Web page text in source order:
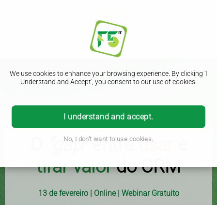
We use cookies to enhance your browsing experience. By clicking 'I
Understand and Accept', you consent to our use of cookies.
I understand and accept.
No, I don't want to use cookies.
“gap”entreusar
tirar valordo CRM
13 de fevereiro | Online | Webinar Gratuito